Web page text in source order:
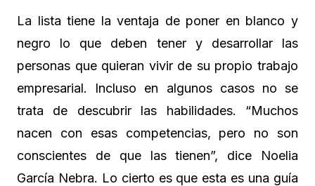
La lista tiene la ventaja de poner en blanco y
negro lo que deben tener y desarrollar las
personas que quieran vivir de su propio trabajo
empresarial. Incluso en algunos casos no se
trata de descubrir las habilidades. “Muchos
nacen con esas competencias, pero no son
conscientes de que las tienen”, dice Noelia
García Nebra. Lo cierto es que esta es una guía